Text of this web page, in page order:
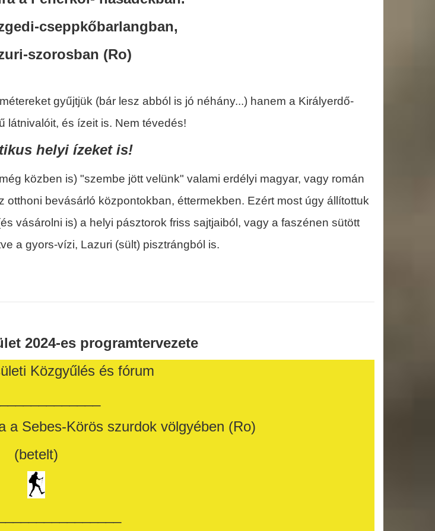
cseppkőbarlangban,
szorosban (Ro)
gyűjtjük (bár lesz abból is jó néhány...) hanem a Királyerdő-
látnivalóit, és ízeit is. Nem tévedés!
helyi ízeket is!
közben is) "szembe jött velünk" valami erdélyi magyar, vagy román
bevásárló központokban, éttermekben. Ezért most úgy állítottuk
vásárolni is) a helyi pásztorok friss sajtjaiból, vagy a faszénen sütött
a gyors-vízi, Lazuri (sült) pisztrángból is.
2024-es programtervezete
Közgyűlés és fórum
a Sebes-Körös szurdok völgyében (Ro)
(betelt)